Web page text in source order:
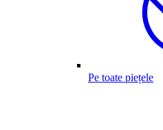
Pe toate piețele